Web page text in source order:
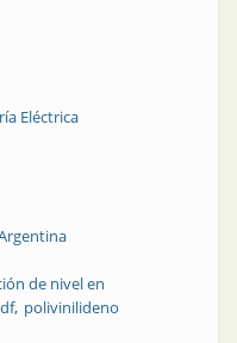
Eléctrica
de nivel en
polivinilideno